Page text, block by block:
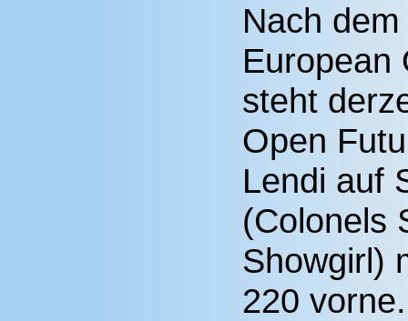
Nach
European
steht
Open
Lendi auf
(Colonels
Showgirl)
220 vorne.